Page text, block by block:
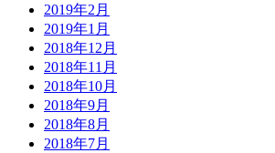
2019年2月
2019年1月
2018年12月
2018年11月
2018年10月
2018年9月
2018年8月
2018年7月